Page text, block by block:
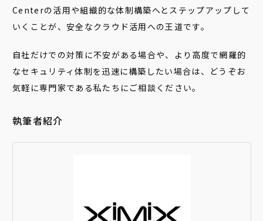
Centerの活用や組織的な体制構築へとステップアップして
いくことが、安全なクラウド活用への王道です。
自社だけでの対策に不安がある場合や、より高度で網羅的
なセキュリティ体制を迅速に構築したい場合は、どうぞお
気軽に専門家である私たちにご相談ください。
執筆者紹介